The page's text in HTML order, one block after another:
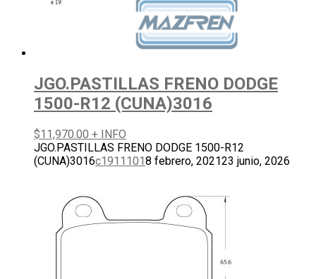
JGO.PASTILLAS FRENO DODGE
1500-R12 (CUNA)3016
$11,970.00 + INFO
JGO.PASTILLAS FRENO DODGE 1500-R12
(CUNA)3016c19111018 febrero, 202123 junio, 2026